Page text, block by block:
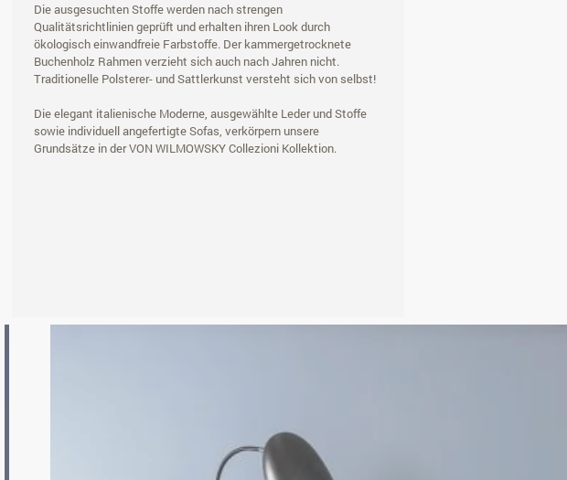
Die ausgesuchten Stoffe werden nach strengen
Qualitätsrichtlinien geprüft und erhalten ihren Look durch
ökologisch einwandfreie Farbstoffe. Der kammergetrocknete
Buchenholz Rahmen verzieht sich auch nach Jahren nicht.
Traditionelle Polsterer- und Sattlerkunst versteht sich von selbst!
Die elegant italienische Moderne, ausgewählte Leder und Stoffe
sowie individuell angefertigte Sofas, verkörpern unsere
Grundsätze in der VON WILMOWSKY Collezioni Kollektion.